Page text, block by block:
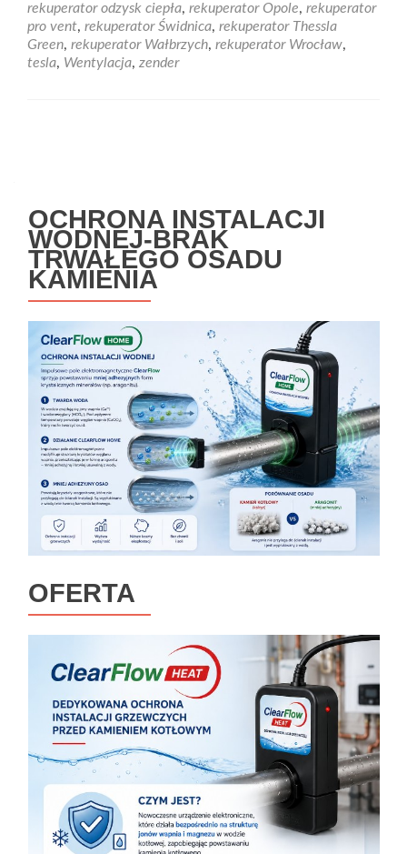
rekuperator odzysk ciepła, rekuperator Opole, rekuperator
pro vent, rekuperator Świdnica, rekuperator Thessla
Green, rekuperator Wałbrzych, rekuperator Wrocław,
tesla, Wentylacja, zender
wpisach
OCHRONA INSTALACJI
WODNEJ-BRAK
TRWAŁEGO OSADU
KAMIENIA
OFERTA